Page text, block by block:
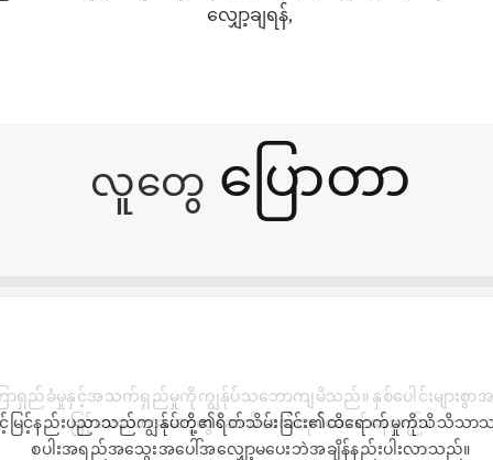
လျှော့ချရန်,
လူတွေ ပြောတာ
ဆင့်မြင့်နည်းပညာသည်ကျွန်ုပ်တို့၏ရိတ်သိမ်းခြင်း၏ထိရောက်မှုကိုသိသိသာ
စပါးအရည်အသွေးအပေါ်အလျှော့မပေးဘဲအချိန်နည်းပါးလာသည်။